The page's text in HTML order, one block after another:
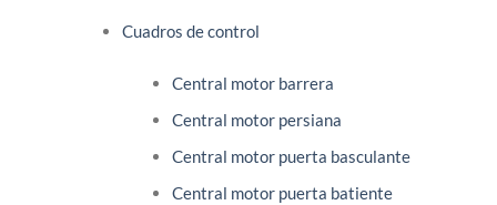
Cuadros de control
Central motor barrera
Central motor persiana
Central motor puerta basculante
Central motor puerta batiente